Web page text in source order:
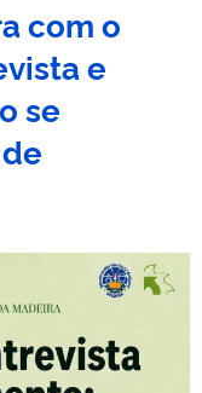
com o
e
se